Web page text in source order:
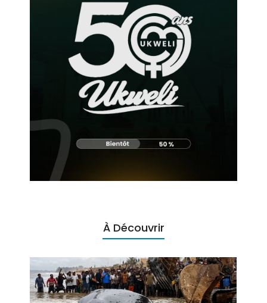
À Découvrir